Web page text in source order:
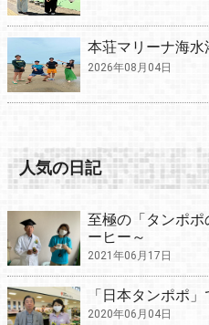
本荘マリーナ海水
2026年08月04日
人気の日記
至極の「タンポポ
ーヒー～
2021年06月17日
「日本タンポポ
2020年06月04日